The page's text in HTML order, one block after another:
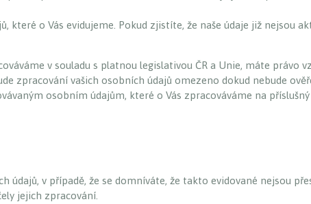
které o Vás evidujeme. Pokud zjistíte, že naše údaje již nejsou
v souladu s platnou legislativou ČR a Unie, máte
zpracování vašich osobních údajů omezeno dokud nebude
osobním údajům, které o Vás zpracováváme na
údajů, v případě, že se domníváte, že takto evidované nejsou
jejich zpracování.